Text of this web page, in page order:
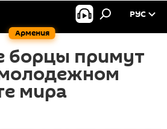
Армения
РУС
борцы примут
мира